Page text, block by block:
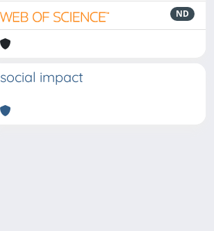
ND
social impact